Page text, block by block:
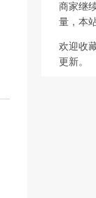
商家继
量，本
欢迎收
更新。